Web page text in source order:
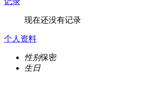
现在还没有记录
个人资料
性别保密
生日